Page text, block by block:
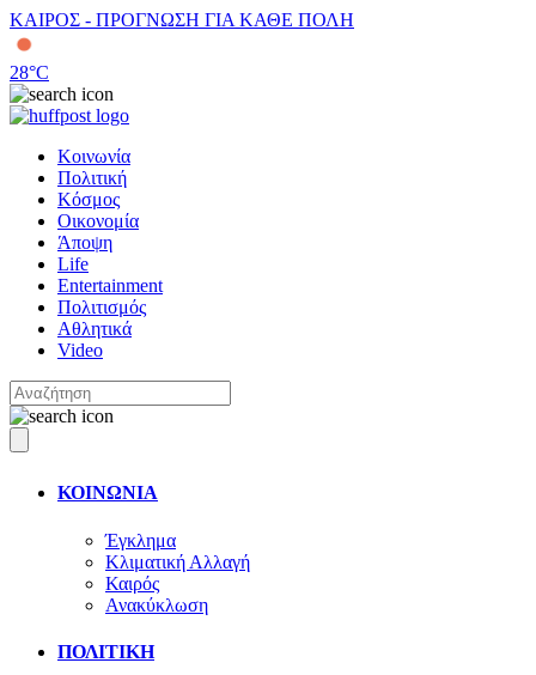
ΚΑΙΡΟΣ - ΠΡΟΓΝΩΣΗ ΓΙΑ ΚΑΘΕ ΠΟΛΗ
28°C
Κοινωνία
Πολιτική
Κόσμος
Οικονομία
Άποψη
Life
Entertainment
Πολιτισμός
Αθλητικά
Video
ΚΟΙΝΩΝΙΑ
Έγκλημα
Κλιματική Αλλαγή
Καιρός
Ανακύκλωση
ΠΟΛΙΤΙΚΗ